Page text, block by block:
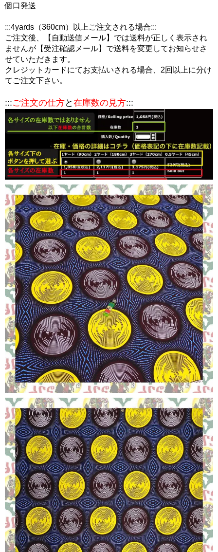
個口発送
:::4yards（360cm）以上ご注文される場合:::
ご注文後、【自動送信メール】では送料が正しく表示され
ませんが【受注確認メール】で送料を変更してお知らせさ
せていただきます。
クレジットカードにてお支払いされる場合、2回以上に分け
てご注文下さい。
:::ご注文の仕方と 在庫数の見方:::